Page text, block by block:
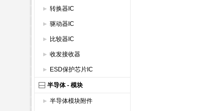
转换器IC
驱动器IC
比较器IC
收发接收器
ESD保护芯片IC
半导体 - 模块
半导体模块附件